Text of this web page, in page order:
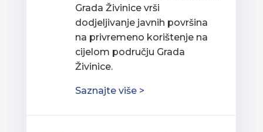
Grada Živinice vrši
dodjeljivanje javnih površina
na privremeno korištenje na
cijelom području Grada
Živinice.
Saznajte više >